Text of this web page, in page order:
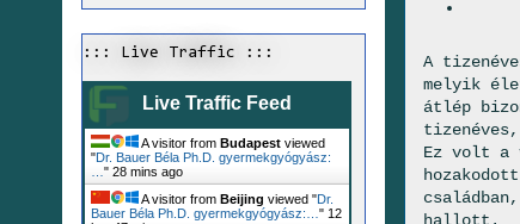
A
melyik
átlép
Ez volt a
::: Live Traffic :::
Live Traffic Feed
A visitor from Budapest viewed
"Dr. Bauer Béla Ph.D. gyermekgyógyász:
" 28 mins ago
A visitor from Beijing viewed "Dr.
Bauer Béla Ph.D. gyermekgyógyász:… " 12